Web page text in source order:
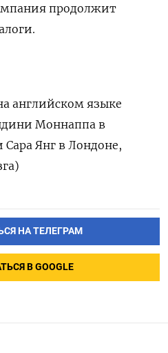
продолжит
английском языке
Моннаппа в
Сара Янг в Лондоне,
НА ТЕЛЕГРАМ
В GOOGLE